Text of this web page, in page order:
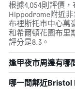
根據4,054則評價
Hippodrome附近
布裡斯托市中心萬
和希爾頓花園布里
評分是8.3。
逢甲夜市周邊有哪
哪一間鄰近